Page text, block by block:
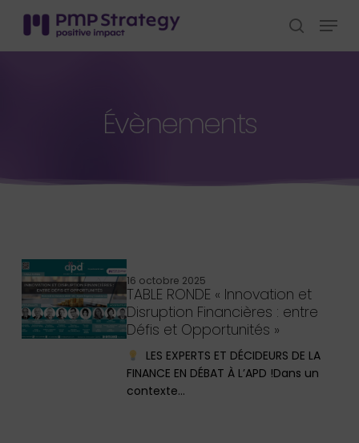
main
search
Menu
Évènements
16 octobre 2025
TABLE RONDE « Innovation et
Disruption Financières : entre
Défis et Opportunités »
LES EXPERTS ET DÉCIDEURS DE LA
FINANCE EN DÉBAT À L’APD !Dans un
contexte…
Close